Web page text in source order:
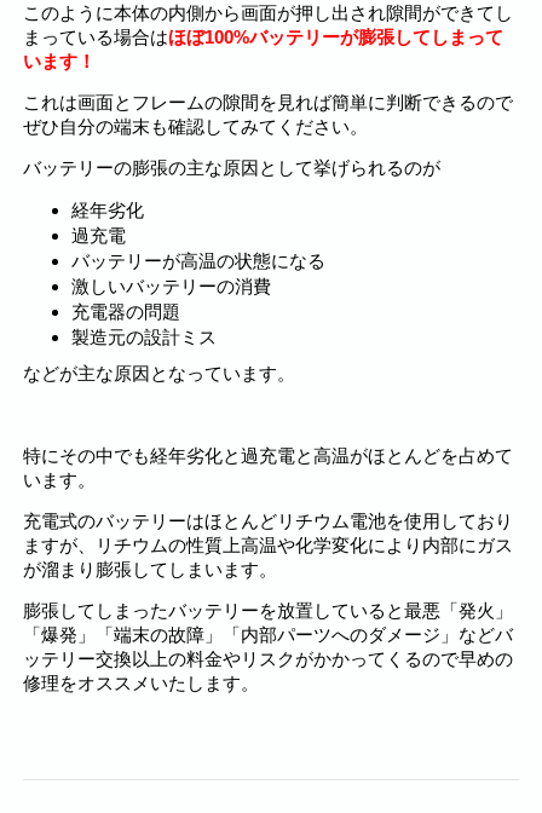
このように本体の内側から画面が押し出され隙間ができてし
まっている場合はほぼ100%バッテリーが膨張してしまって
います！
これは画面とフレームの隙間を見れば簡単に判断できるので
ぜひ自分の端末も確認してみてください。
バッテリーの膨張の主な原因として挙げられるのが
経年劣化
過充電
バッテリーが高温の状態になる
激しいバッテリーの消費
充電器の問題
製造元の設計ミス
などが主な原因となっています。
特にその中でも経年劣化と過充電と高温がほとんどを占めて
います。
充電式のバッテリーはほとんどリチウム電池を使用しており
ますが、リチウムの性質上高温や化学変化により内部にガス
が溜まり膨張してしまいます。
膨張してしまったバッテリーを放置していると最悪「発火」
「爆発」「端末の故障」「内部パーツへのダメージ」などバ
ッテリー交換以上の料金やリスクがかかってくるので早めの
修理をオススメいたします。